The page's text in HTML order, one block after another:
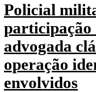
Policial
participação
advogada
operação
envolvidos